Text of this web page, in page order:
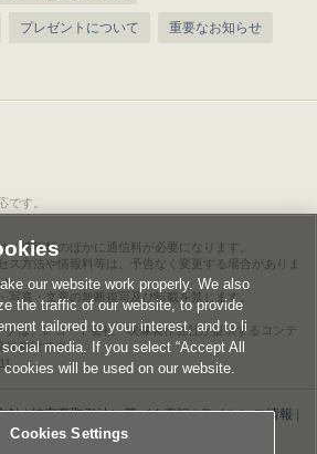
プレゼントについて 重要なお知らせ
す。
、情報料のほかに通信料が必要になります。
ス方法や情報料等は、予告なく変更する場合がありま
。
写真・文章の無断複写及び転載を禁じます。
クは、レコード会社・映像製作会社が提供するコンテ
録商標です。
針|特定商取引法に基づく表記|ライセンス情報
て|Cookies Settings
our website work properly. We also
the traffic of our website, to provide
tailored to your interest, and to li
media. If you select “Accept All
will be used on our website.
Cookies Settings